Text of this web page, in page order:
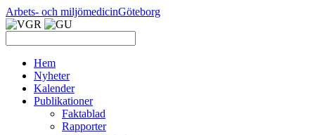
Arbets- och miljömedicinGöteborg
Hem
Nyheter
Kalender
Publikationer
Faktablad
Rapporter